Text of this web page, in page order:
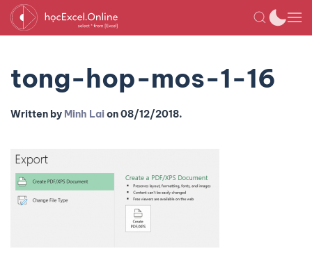
tong-hop-mos-1-16
Written by Minh Laion08/12/2018.